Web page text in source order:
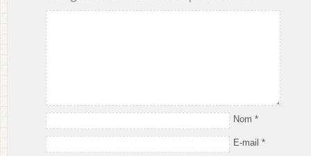
Nom *
E-mail *